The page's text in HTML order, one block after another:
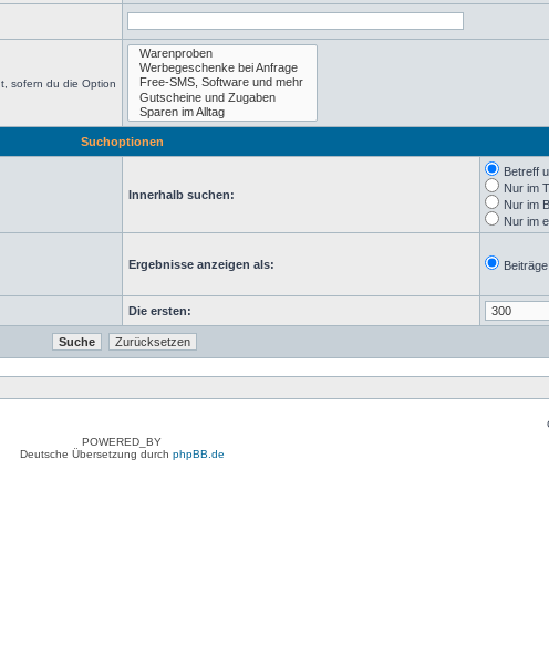
sofern du die Option
Suchoptionen
Innerhalb suchen:
Betreff
Nur im
Nur im
Nur im
Ergebnisse anzeigen als: Beiträge
Die ersten:
POWERED_BY
Deutsche Übersetzung durch phpBB.de